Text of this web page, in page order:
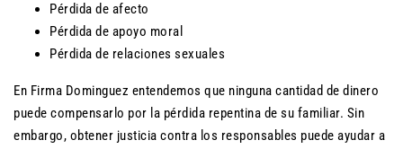
Pérdida de afecto
Pérdida de apoyo moral
Pérdida de relaciones sexuales
En Firma Dominguez entendemos que ninguna cantidad de dinero
puede compensarlo por la pérdida repentina de su familiar. Sin
embargo, obtener justicia contra los responsables puede ayudar a